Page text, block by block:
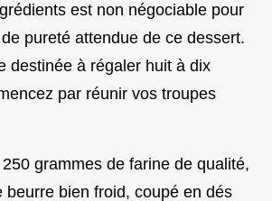
est non négociable pour
pureté attendue de ce dessert.
destinée à régaler huit à dix
par réunir vos troupes
grammes de farine de qualité,
beurre bien froid, coupé en dés